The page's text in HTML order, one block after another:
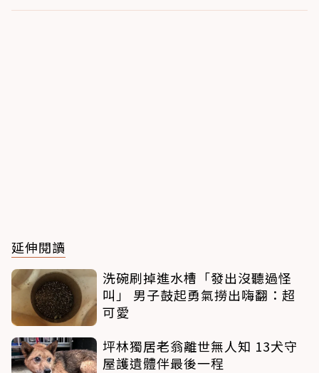
延伸閱讀
洗碗刷掉進水槽「發出沒聽過怪
叫」 男子鼓起勇氣撈出嗨翻：超
可愛
坪林獨居老翁離世無人知 13犬守
屋護遺體伴最後一程